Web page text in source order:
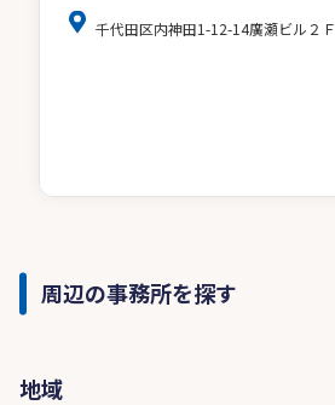
千代田区内神田1-12-14廣瀬ビル２Ｆ
周辺の事務所を探す
地域